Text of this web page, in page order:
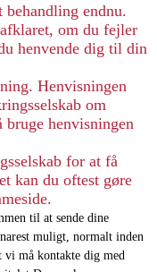
endnu.
om du fejler
henvende dig til din
Henvisningen
om
henvisningen
for at få
kan du oftest gøre
til at sende dine
muligt, normalt inden
må kontakte dig med